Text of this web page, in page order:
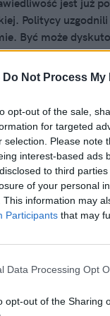
Do Not Process
opt-out of the sale,
for targeted
selection. Please note
interest-based ads
to third
of your personal
This information may
Participants that may
Data Processing Opt
opt-out of the Sharing
jest już
Politycy
Być może
a tych media
2019, 17:05
MSZ o
resortu
giną żołnierze i
na to polskie
je, gdyż ani minister
nie
2019, 10:00